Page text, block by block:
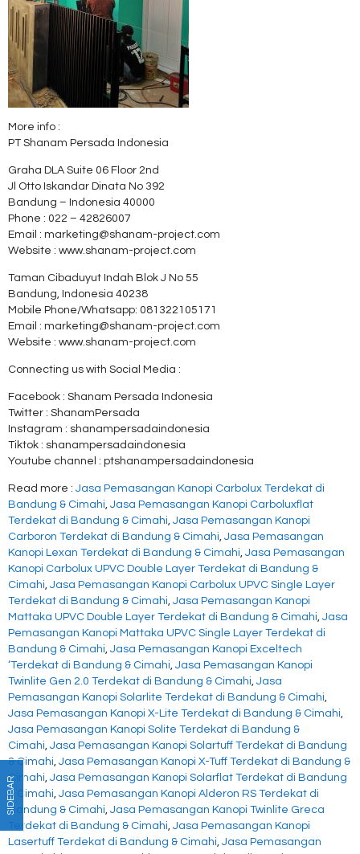
More info :
PT Shanam Persada Indonesia
Graha DLA Suite 06 Floor 2nd
Jl Otto Iskandar Dinata No 392
Bandung – Indonesia 40000
Phone : 022 – 42826007
Email : marketing@shanam-project.com
Website : www.shanam-project.com
Taman Cibaduyut Indah Blok J No 55
Bandung, Indonesia 40238
Mobile Phone/Whatsapp: 081322105171
Email : marketing@shanam-project.com
Website : www.shanam-project.com
Connecting us with Social Media :
Facebook : Shanam Persada Indonesia
Twitter : ShanamPersada
Instagram : shanampersadaindonesia
Tiktok : shanampersadaindonesia
Youtube channel : ptshanampersadaindonesia
Read more : Jasa Pemasangan Kanopi Carbolux Terdekat di
Bandung & Cimahi, Jasa Pemasangan Kanopi Carboluxflat
Terdekat di Bandung & Cimahi, Jasa Pemasangan Kanopi
Carboron Terdekat di Bandung & Cimahi, Jasa Pemasangan
Kanopi Lexan Terdekat di Bandung & Cimahi, Jasa Pemasangan
Kanopi Carbolux UPVC Double Layer Terdekat di Bandung &
Cimahi, Jasa Pemasangan Kanopi Carbolux UPVC Single Layer
Terdekat di Bandung & Cimahi, Jasa Pemasangan Kanopi
Mattaka UPVC Double Layer Terdekat di Bandung & Cimahi, Jasa
Pemasangan Kanopi Mattaka UPVC Single Layer Terdekat di
Bandung & Cimahi, Jasa Pemasangan Kanopi Exceltech
‘Terdekat di Bandung & Cimahi, Jasa Pemasangan Kanopi
Twinlite Gen 2.0 Terdekat di Bandung & Cimahi, Jasa
Pemasangan Kanopi Solarlite Terdekat di Bandung & Cimahi,
Jasa Pemasangan Kanopi X-Lite Terdekat di Bandung & Cimahi,
Jasa Pemasangan Kanopi Solite Terdekat di Bandung &
Cimahi, Jasa Pemasangan Kanopi Solartuff Terdekat di Bandung
& Cimahi, Jasa Pemasangan Kanopi X-Tuff Terdekat di Bandung &
Cimahi, Jasa Pemasangan Kanopi Solarflat Terdekat di Bandung
& Cimahi, Jasa Pemasangan Kanopi Alderon RS Terdekat di
Bandung & Cimahi, Jasa Pemasangan Kanopi Twinlite Greca
Terdekat di Bandung & Cimahi, Jasa Pemasangan Kanopi
Lasertuff Terdekat di Bandung & Cimahi, Jasa Pemasangan
SIDEBAR